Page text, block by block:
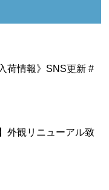
荷情報》SNS更新 #
外観リニューアル致